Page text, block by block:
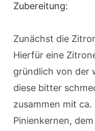
Zubereitung:
Zunächst die
Hierfür eine
gründlich von der
diese bitter
zusammen mit
Pinienkernen,